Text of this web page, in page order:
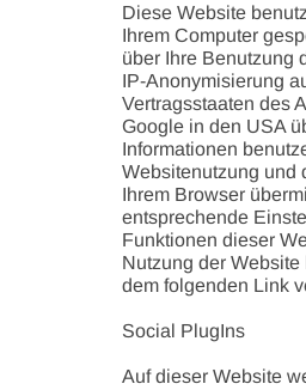
Diese Website
Ihrem Computer
über Ihre Benutzung
IP-Anonymisierung
Vertragsstaaten des
Google in den USA
Informationen
Websitenutzung und
Ihrem Browser
entsprechende
Funktionen dieser
Nutzung der
dem folgenden Link
Social PlugIns
Auf dieser Website